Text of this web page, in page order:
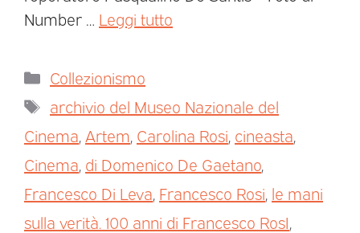
Number … Leggi tutto
Collezionismo
archivio del Museo Nazionale del
Cinema Artem Carolina Rosi cineasta
Cinema di Domenico De Gaetano
Francesco Di Leva Francesco Rosi le mani
sulla verità. 100 anni di Francesco RosI